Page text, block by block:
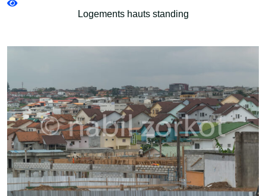
Logements hauts standing